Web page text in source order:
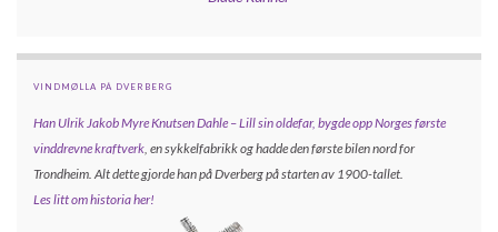
VINDMØLLA PÅ DVERBERG
Han Ulrik Jakob Myre Knutsen Dahle – Lill sin oldefar, bygde oppNorges første
vinddrevne kraftverk , en sykkelfabrikk og hadde den første bilen nord for
Trondheim. Alt dette gjorde han på Dverberg på starten av 1900-tallet.
Les litt om historia her!